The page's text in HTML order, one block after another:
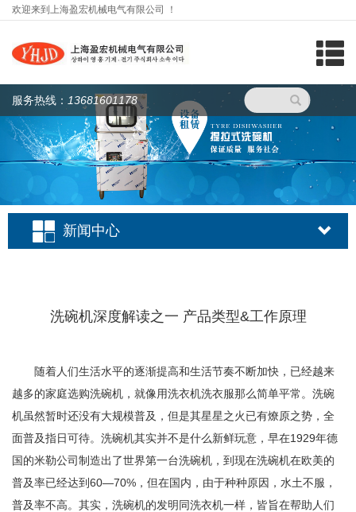
欢迎来到上海盈宏机械电气有限公司 ！
网站首页
关于我们
新闻中心
产品展示
视频播放
服务热线： 13681601178
新闻中心
洗碗机深度解读之一 产品类型&工作原理
随着人们生活水平的逐渐提高和生活节奏不断加快，已经越来
越多的家庭选购洗碗机，就像用洗衣机洗衣服那么简单平常。洗碗
机虽然暂时还没有大规模普及，但是其星星之火已有燎原之势，全
面普及指日可待。洗碗机其实并不是什么新鲜玩意，早在1929年德
国的米勒公司制造出了世界第一台洗碗机，到现在洗碗机在欧美的
普及率已经达到60—70%，但在国内，由于种种原因，水土不服，
普及率不高。其实，洗碗机的发明同洗衣机一样，皆旨在帮助人们